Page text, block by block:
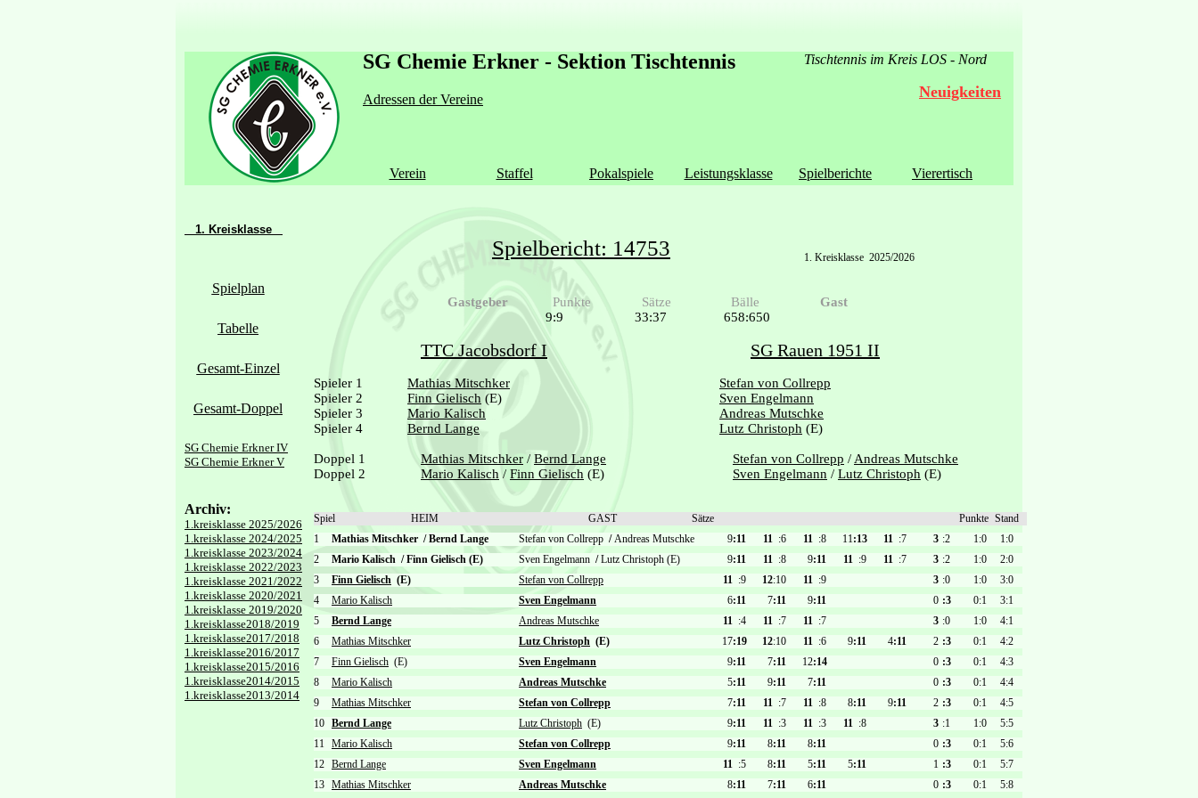
Tischtennis im Kreis LOS - Nord
SG Chemie Erkner - Sektion Tischtennis
Adressen der Vereine
Verein Staffel Pokalspiele Leistungsklasse Spielberichte Vierertisch
Neuigkeiten
1. Kreisklasse
Spielplan
Tabelle
Gesamt-Einzel
Gesamt-Doppel
SG Chemie Erkner IV
SG Chemie Erkner V
Archiv:
1.kreisklasse 2025/2026
1.kreisklasse 2024/2025
1.kreisklasse 2023/2024
1.kreisklasse 2022/2023
1.kreisklasse 2021/2022
1.kreisklasse 2020/2021
1.kreisklasse 2019/2020
1.kreisklasse2018/2019
1.kreisklasse2017/2018
1.kreisklasse2016/2017
1.kreisklasse2015/2016
1.kreisklasse2014/2015
1.kreisklasse2013/2014
Spielbericht: 14753 1. Kreisklasse 2025/2026
Gastgeber Punkte Sätze Bälle
Gast
9:9
33:37 658:650
TTC Jacobsdorf I SG Rauen 1951 II
Spieler 1 Mathias Mitschker
Stefan von Collrepp
Spieler 2
Finn Gielisch (E)
Sven Engelmann
Spieler 3
Mario Kalisch
Andreas Mutschke
Spieler 4
Bernd Lange Lutz Christoph (E)
Doppel 1 Mathias Mitschker / Bernd Lange Stefan von Collrepp / Andreas Mutschke
Doppel 2
Mario Kalisch / Finn Gielisch (E) Sven Engelmann / Lutz Christoph (E)
Spiel HEIM GAST Sätze Punkte Stand
1
Mathias Mitschker /Bernd Lange Stefan von Collrepp /Andreas Mutschke 9:11 11 :6 11 :8 11:13 11 :7 3 :2 1:0
1:0
2
Mario Kalisch /Finn Gielisch (E) Sven Engelmann /Lutz Christoph (E) 9:11 11 :8 9:11 11 :9 11 :7 3 :2 1:0
2:0
3
Finn Gielisch (E) Stefan von Collrepp 11 :9 12:10 11 :9 3 :0 1:0
3:0
4
Mario Kalisch Sven Engelmann 6:11 7:11 9:11 0 :3 0:1
3:1
5
Bernd Lange Andreas Mutschke 11 :4 11 :7 11 :7 3 :0 1:0
4:1
6
Mathias Mitschker Lutz Christoph (E) 17:19 12:10 11 :6 9:11 4:11 2 :3 0:1
4:2
7
Finn Gielisch (E) Sven Engelmann 9:11 7:11 12:14 0 :3 0:1
4:3
8
Mario Kalisch Andreas Mutschke 5:11 9:11 7:11 0 :3 0:1
4:4
9
Mathias Mitschker Stefan von Collrepp 7:11 11 :7 11 :8 8:11 9:11 2 :3 0:1
4:5
10 Bernd Lange Lutz Christoph (E) 9:11 11 :3 11 :3 11 :8 3 :1 1:0
5:5
11 Mario Kalisch Stefan von Collrepp 9:11 8:11 8:11 0 :3 0:1
5:6
12 Bernd Lange Sven Engelmann 11 :5 8:11 5:11 5:11 1 :3 0:1
5:7
13 Mathias Mitschker Andreas Mutschke 8:11 7:11 6:11 0 :3 0:1 5:8